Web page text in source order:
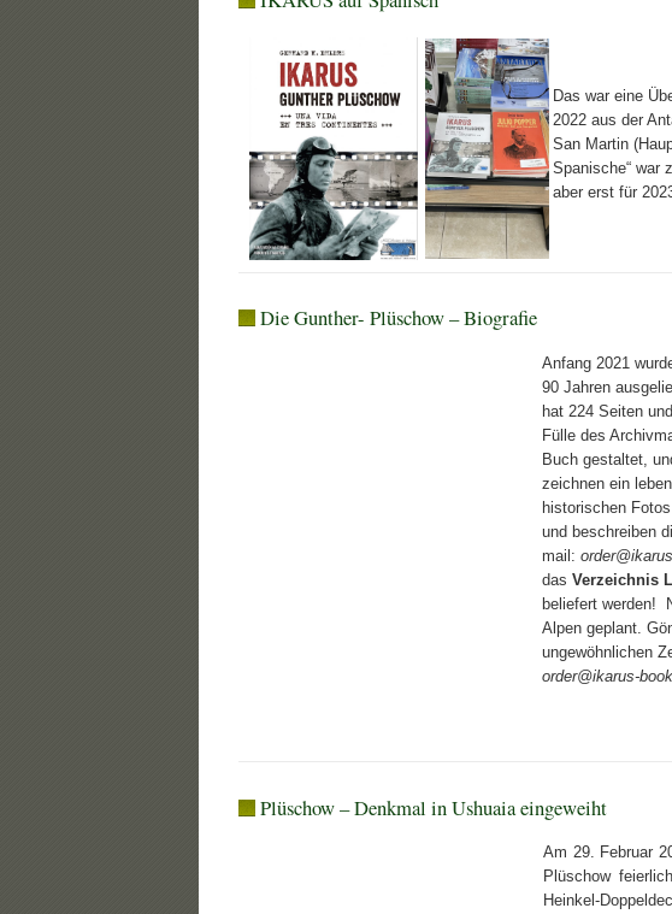
Das war eine
2022 aus der
San Martin
Spanische“ war
aber erst für
Die Gunther- Plüschow – Biografie
Anfang 2021
90 Jahren
hat 224 Seiten
Fülle des
Buch gestaltet,
zeichnen ein
historischen
und beschreiben
mail:
dasVerzeichnis
beliefert werden!
Alpen geplant.
ungewöhnlichen
order@ikarus-
Plüschow – Denkmal in Ushuaia eingeweiht
Am 29. Februar
Plüschow
Heinkel-